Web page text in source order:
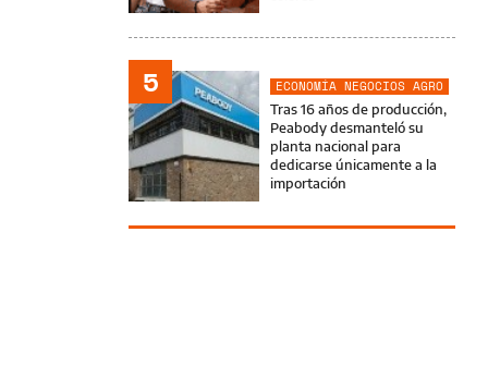
5
ECONOMÍA NEGOCIOS AGRO
Tras 16 años de producción,
Peabody desmanteló su
planta nacional para
dedicarse únicamente a la
importación